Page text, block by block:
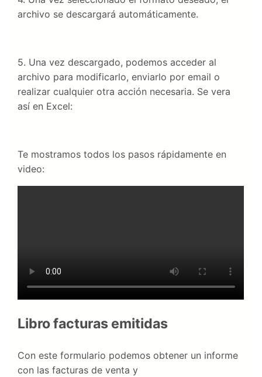
archivo se descargará automáticamente.
5. Una vez descargado, podemos acceder al
archivo para modificarlo, enviarlo por email o
realizar cualquier otra acción necesaria. Se vera
así en Excel:
Te mostramos todos los pasos rápidamente en
video:
Libro facturas emitidas
Con este formulario podemos obtener un informe
con las facturas de venta y